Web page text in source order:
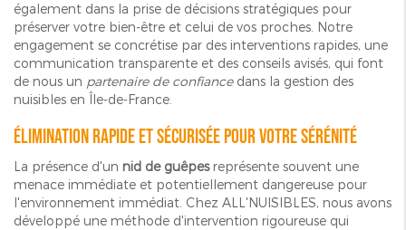
également dans la prise de décisions stratégiques pour
préserver votre bien-être et celui de vos proches. Notre
engagement se concrétise par des interventions rapides, une
communication transparente et des conseils avisés, qui font
de nous un partenaire de confiancedans la gestion des
nuisibles en Île-de-France.
Élimination rapide et sécurisée pour votre sérénité
La présence d'un nid de guêpesreprésente souvent une
menace immédiate et potentiellement dangereuse pour
l'environnement immédiat. Chez ALL'NUISIBLES, nous avons
développé une méthode d'intervention rigoureuse qui